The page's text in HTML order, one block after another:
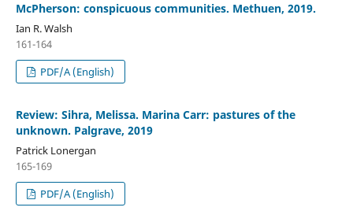
McPherson: conspicuous communities. Methuen, 2019.
Ian R. Walsh
161-164
PDF/A (English)
Review: Sihra, Melissa. Marina Carr: pastures of the
unknown. Palgrave, 2019
Patrick Lonergan
165-169
PDF/A (English)